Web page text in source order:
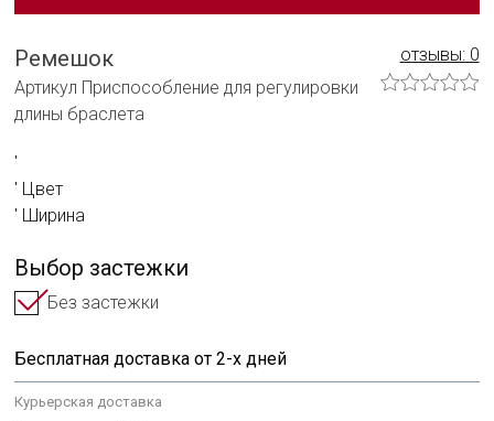
Система смены ремешка
Уход за часами
Сервисное обслуживание
Гарантийные обязательства
Ремешок
Артикул Приспособление для регулировки
длины браслета
отзывы: 0
Цвет
Ширина
Выбор застежки
Без застежки
Бесплатная доставка от 2-х дней
Курьерская доставка